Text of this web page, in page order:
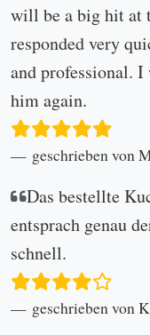
will be a big hit at
responded very
and professional.
him again.
geschrieben von
Das bestellte
entsprach genau
schnell.
geschrieben von